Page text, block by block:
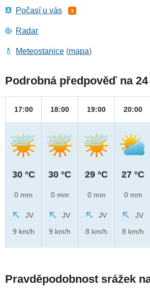
Počasí u vás 3
Radar
Meteostanice (mapa)
Podrobná předpověď na
17:00
30 °C
0 mm
JV
9 km/h
18:00
30 °C
0 mm
JV
9 km/h
19:00
29 °C
0 mm
JV
8 km/h
20:00
27 °C
0 mm
JV
8 km/h
Pravděpodobnost srážek